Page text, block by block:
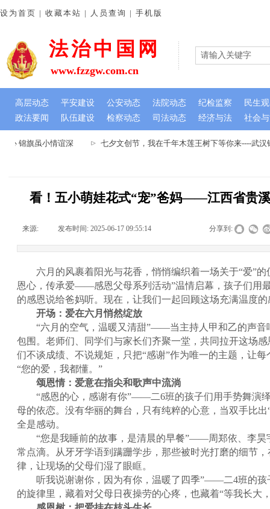
锦旗虽小情谊深 七夕文创节，我在千年木莲王树下等你来----武汉
法治中国网
政法要闻 队伍建设 检察动态 司法动态 经济与法 社会
设为首页 | 收藏本站 | 人员查询 | 手机版
www.fzzgw.com.cn
高层动态 平安建设 公安动态 法院动态 纪检监察 民生
看！五小萌娃花式“宠”爸妈——江西省贵
来源: 发布时间: 2025-06-17 09:55:14 分享到:
六月的风裹着阳光与花香，悄悄编织着一场关于“爱”的
恩心，传承爱——感恩父母系列活动”温情启幕，孩子们用
的感恩说给爸妈听。现在，让我们一起回顾这场充满温度
开场：爱在六月悄然绽放
“六月的空气，温暖又清甜”——当主持人甲和乙的声音
包围。老师们、同学们与家长们齐聚一堂，共同拉开这场
们不谈成绩、不说规矩，只把“感谢”作为唯一的主题，让
“您的爱，我都懂。”
颂恩情：爱意在指尖和歌声中流淌
“感恩的心，感谢有你”——二6班的孩子们用手势舞演绎
母的依恋。没有华丽的舞台，只有纯粹的心意，当双手比
全是感动。
“您是我睡前的故事，是清晨的早餐”——周郑依、李昊
常点滴。从牙牙学语到蹒跚学步，那些被时光打磨的细节
律，让现场的父母们湿了眼眶。
听我说谢谢你，因为有你，温暖了四季”——二4班的孩
的旋律里，藏着对父母日夜操劳的心疼，也藏着“等我长大